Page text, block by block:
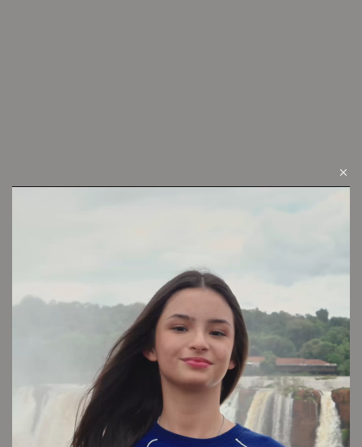
LOOK 1
Cambios y devoluciones
Envío sin cargo